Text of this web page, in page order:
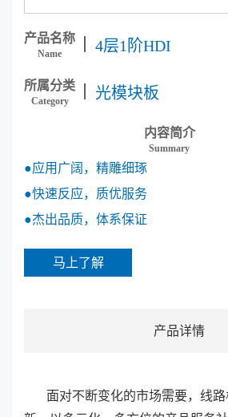
产品名称
Name 4层1阶HDI
所属分类
Category 光模块板
内容简介
Summary
●应用广阔，精雕细琢
●快速反应，质优服务
●杰出品质，体系保证
马上了解
产品详情
面对不断变化的市场需要，线路